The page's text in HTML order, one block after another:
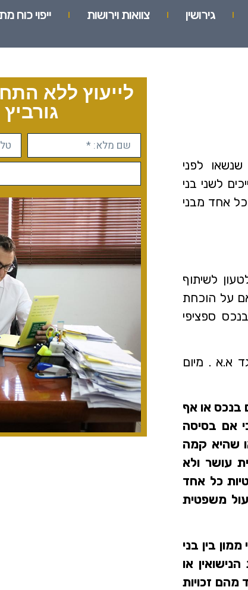
גירושין צוואות וירושות ייפוי כוח
לפני
לשני בני
כל אחד מבני
לשיתוף
על הוכחת
ספציפי
הדין תמ”ש (ים) 5704/01 ר.א. נגד א.א . מיום
בנכס או אף
אם בסיסה
שהיא קמה
עושר ולא
כל אחד
משפטית
להוראת סעיף 4 לחוק יחסי ממון בין בני
או
מהם זכויות
לייעוץ ללא